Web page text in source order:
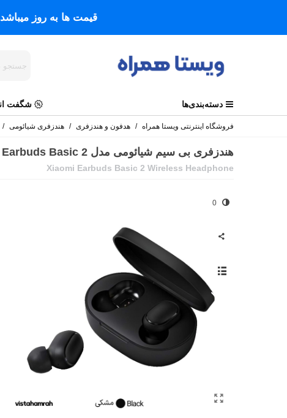
قیمت ها به روز
دسته‌بندی‌ها شگفت
فروشگاه اینترنتی ویستا همراه / هدفون و هندزفری / هندزفری شیائومی /
هندزفری بی سیم شیائومی مدل Earbuds Basic 2
Xiaomi Earbuds Basic 2 Wireless Headphone
0